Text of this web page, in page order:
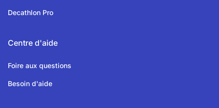
Decathlon Pro
Centre d'aide
Foire aux questions
Besoin d'aide